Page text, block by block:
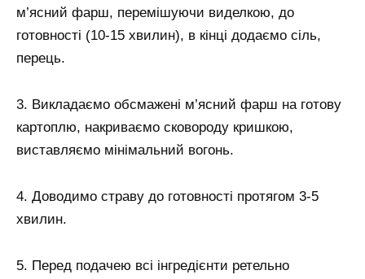
м’ясний фарш, перемішуючи виделкою, до
готовності (10-15 хвилин), в кінці додаємо сіль,
перець.
3. Викладаємо обсмажені м’ясний фарш на готову
картоплю, накриваємо сковороду кришкою,
виставляємо мінімальний вогонь.
4. Доводимо страву до готовності протягом 3-5
хвилин.
5. Перед подачею всі інгредієнти ретельно